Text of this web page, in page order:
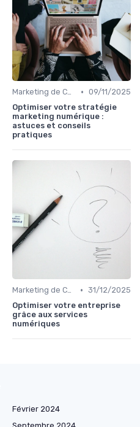
Marketing de Contenu • 09/11/2025
Optimiser votre stratégie
marketing numérique :
astuces et conseils
pratiques
Marketing de Contenu • 31/12/2025
Optimiser votre entreprise
grâce aux services
numériques
Février 2024